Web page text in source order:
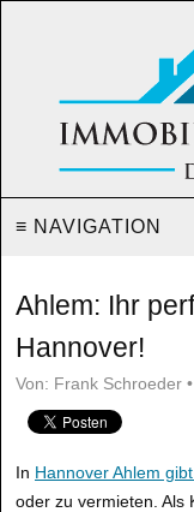
≡ NAVIGATION
Ahlem: Ihr
Hannover!
Von: Frank Schroeder
In Hannover Ahlem
oder zu vermieten. Als